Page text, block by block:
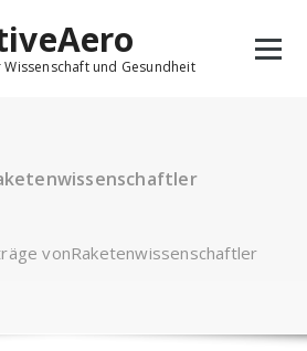
Wissenschaft und Gesundheit
vonRaketenwissenschaftler